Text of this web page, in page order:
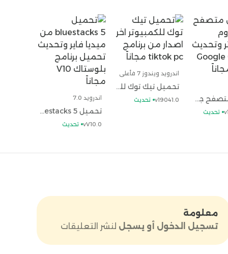
تحميل متصفح جوجل كروم للكمبيوتر وتحديث Google Chrome For PC مجاناً
تحديث
تحميل تيك توك للكمبيوتر اخر اصدار من برنامج tiktok pc مجاناً
اندرويد ويندوز 7 فأعلى
v19041.0 تحديث
تحميل bluestacks 5 من ميديا فاير وتحديث تحميل برنامج بلوستاك V10 مجاناً
اندرويد 7.0
vV10.0 تحديث
معلومة
تسجيل الدخول أو يسجل لنشر التعليقات